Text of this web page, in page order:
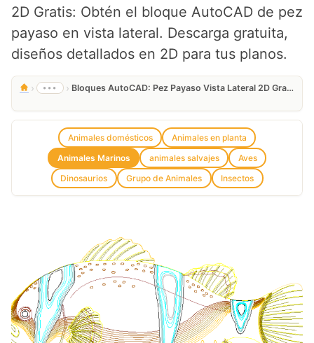
2D Gratis: Obtén el bloque AutoCAD de pez
payaso en vista lateral. Descarga gratuita,
diseños detallados en 2D para tus planos.
› ••• › Bloques AutoCAD: Pez Payaso Vista Lateral 2D Gratis
Animales domésticos
Animales en planta
Animales Marinos
animales salvajes
Aves
Dinosaurios
Grupo de Animales Insectos